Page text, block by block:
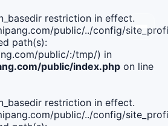
restriction in effect.
public/../config/
path(s):
public/:/tmp/) in
public/index.php on line
restriction in effect.
public/../config/